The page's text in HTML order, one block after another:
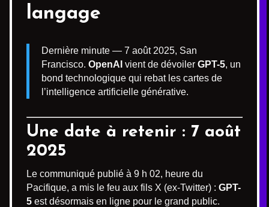
langage
Dernière minute — 7 août 2025, San
Francisco. OpenAI vient de dévoiler GPT-5, un
bond technologique qui rebat les cartes de
l’intelligence artificielle générative.
Une date à retenir : 7 août
2025
Le communiqué publié à 9 h 02, heure du
Pacifique, a mis le feu aux fils X (ex-Twitter) : GPT-
5 est désormais en ligne pour le grand public.